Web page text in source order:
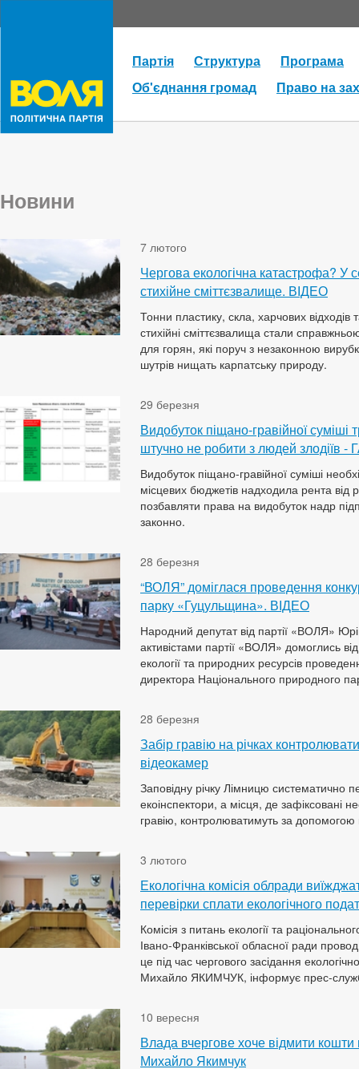
Партія Структура
Програма
Об'єднання громад
Право на
Новини
7 лютого
Чергова екологічна катастрофа? У
стихійне сміттєзвалище. ВІДЕО
Тонни пластику, скла, харчових відходів
стихійні сміттєзвалища стали
для горян, які поруч з незаконною
шутрів нищать карпатську природу.
29 березня
Видобуток піщано-гравійної суміші
штучно не робити з людей злодіїв
Видобуток піщано-гравійної суміші
місцевих бюджетів надходила рента
позбавляти права на видобуток надр
законно.
28 березня
“ВОЛЯ” доміглася проведення
парку «Гуцульщина». ВІДЕО
Народний депутат від партії «ВОЛЯ»
активістами партії «ВОЛЯ» домоглись
екології та природних ресурсів
директора Національного природного
28 березня
Забір гравію на річках
відеокамер
Заповідну річку Лімницю систематично
екоінспектори, а місця, де зафіксовані
гравію, контролюватимуть за допомогою
3 лютого
Екологічна комісія облради
перевірки сплати екологічного
Комісія з питань екології та
Івано-Франківської обласної ради
це під час чергового засідання
Михайло ЯКИМЧУК, інформує прес-
10 вересня
Влада вчергове хоче відмити
Михайло Якимчук